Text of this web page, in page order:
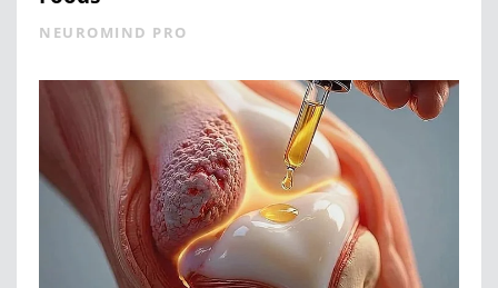
NEUROMIND PRO